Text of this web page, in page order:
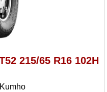
215/65 R16 102H
Kumho